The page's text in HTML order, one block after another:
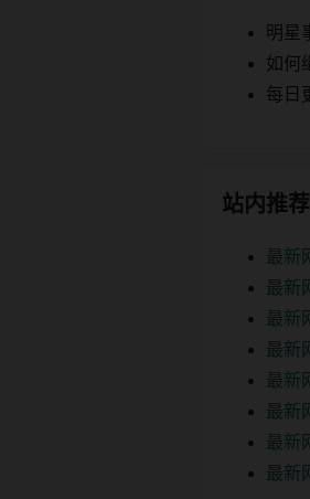
明星
如何
每日
站内推荐
最新
最新
最新
最新
最新
最新
最新
最新